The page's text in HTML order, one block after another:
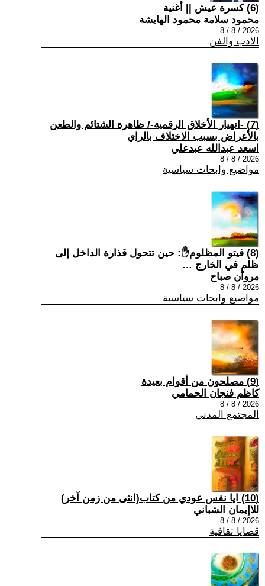
(6) كسرة عيش || أغنية
محمود سلامة محمود الهايشة
2026 / 8 / 8
الادب والفن
(7) -انهيار الأخلاق الرقمية-/ ظاهرة الشتائم والطعن
بالأعراض بسبب الاختلاف بالراي
اسعد عبدالله عبدعلي
2026 / 8 / 8
مواضيع وابحاث سياسية
(8) فيتو المظلوم✋: حين تتحول قذارة الداخل إلى
ظلمٍ في الخارج …
مروان صباح
2026 / 8 / 8
مواضيع وابحاث سياسية
(9) مصلحون من أقوام بعيدة
كاظم فنجان الحمامي
2026 / 8 / 8
المجتمع المدني
(10) ايا نفس عودي من كتاب(انثى من زمن آخر)
للاإيمان الشباني
2026 / 8 / 8
قضايا ثقافية